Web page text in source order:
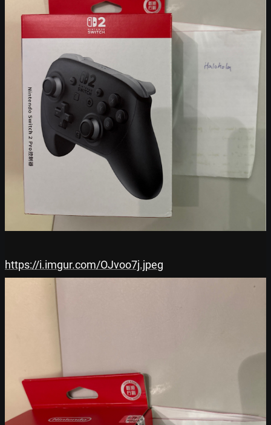
https://i.imgur.com/OJvoo7j.jpeg